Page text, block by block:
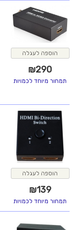
הוספה לעגלה
₪290
תמחור מיוחד לכמויות
הוספה לעגלה
₪139
תמחור מיוחד לכמויות